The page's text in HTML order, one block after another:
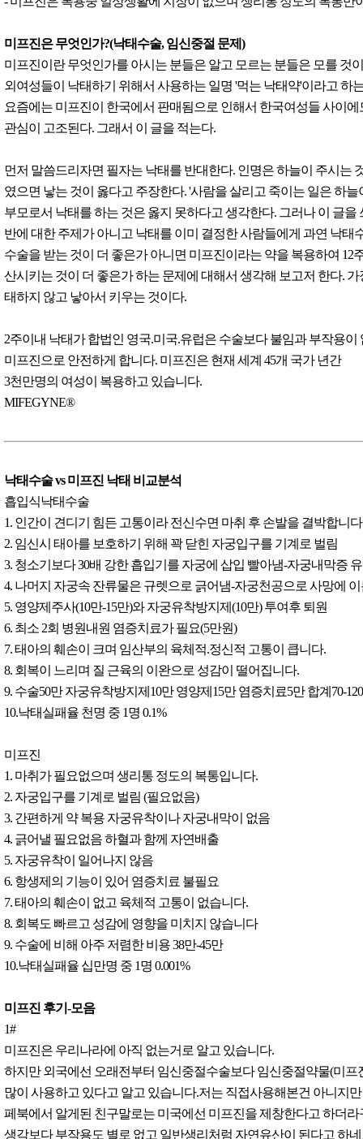
미프진은 무엇인가?(낙태수술, 임신중절 문제)
미프진이란 무엇인가를 아시는 분들은 알고 모르는 분들은 모를 것
외여성들이 낙태하기 위해서 사용하는 일명 '먹는 낙태약'이라고 하
요즘에는 미프진이 한국에서 판매됨으로 인해서 한국여성들 사이
관심이 고조된다. 그래서 이 글을 적는다.
먼저 말씀드리자면 필자는 낙태를 반대한다. 인명은 하늘이 주시는
였으면 낳는 것이 옳다고 주장한다. '사람을 살리고 죽이는 일은 하늘
부모로서 낙태를 하는 것은 옳지 못하다고 생각한다. 그러나 이 글을
반에 대한 주제가 아니고 낙태를 이미 결정한 사람들에게 과연 낙태
수술을 받는 것이 더 좋은가 아니면 미프진이라는 약을 복용하여 12
산시키는 것이 더 좋은가 하는 문제에 대해서 생각해 보고저 한다. 가
태하지 않고 낳아서 키우는 것이다.
2주이내 낙태가 합법인 영국.미국.유럽은 수술보다 불임과 부작용이
미프진으로 안전하게 합니다. 미프진은 현재 세계 45개 국가 년간
3천만명의 여성이 복용하고 있습니다.
MIFEGYNE®
낙태수술 vs 미프진 낙태 비교분석
흡입식낙태수술
1. 인간이 견디기 힘든 고통이라 전신수면 마취 후 손발을 결박합니
2. 임신시 태아를 보호하기 위해 꽉 닫힌 자궁입구를 기계로 벌림
3. 청소기보다 30배 강한 흡입기를 자궁에 삽입 빨아냄-자궁내막증
4. 나머지 자궁속 잔류물은 규렛으로 긁어냄-자궁천공으로 사망에
5. 영양제주사(10만-15만)와 자궁유착방지제(10만) 투여후 퇴원
6. 최소 2회 병원내원 염증치료가 필요(5만원)
7. 태아의 훼손이 크며 임산부의 육체적.정신적 고통이 큽니다.
8. 회복이 느리며 질 근육의 이완으로 성감이 떨어집니다.
9. 수술50만 자궁유착방지제10만 영양제15만 염증치료5만 합계70-
10.낙태실패율 천명 중 1명 0.1%
미프진
1. 마취가 필요없으며 생리통 정도의 복통입니다.
2. 자궁입구를 기계로 벌림 (필요없음)
3. 간편하게 약 복용 자궁유착이나 자궁내막이 없음
4. 긁어낼 필요없음 하혈과 함께 자연배출
5. 자궁유착이 일어나지 않음
6. 항생제의 기능이 있어 염증치료 불필요
7. 태아의 훼손이 없고 육체적 고통이 없습니다.
8. 회복도 빠르고 성감에 영향을 미치지 않습니다
9. 수술에 비해 아주 저렴한 비용 38만-45만
10.낙태실패율 십만명 중 1명 0.001%
미프진 후기-모음
1#
미프진은 우리나라에 아직 없는거로 알고 있습니다.
하지만 외국에선 오래전부터 임신중절수술보다 임신중절약물(미프
많이 사용하고 있다고 알고 있습니다.저는 직접사용해본건 아니지만
페북에서 알게된 친구말로는 미국에선 미프진을 제창한다고 하더라
생각보다 부작용도 별로 없고 일반생리처럼 자연유산이 된다고 하